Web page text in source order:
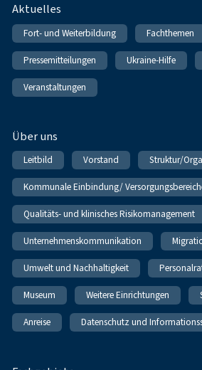
Fußnavigation
Aktuelles
Fort- und Weiterbildung Fachthemen
Pressemitteilungen Ukraine-Hilfe
Veranstaltungen
Über uns
Leitbild Vorstand Struktur/
Kommunale Einbindung/
Qualitäts- und klinisches Risikomanagement
Unternehmenskommunikation
Umwelt und Nachhaltigkeit
Museum Weitere Einrichtungen
Anreise Datenschutz und